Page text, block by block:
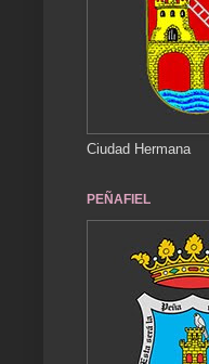
Ciudad Hermana
PEÑAFIEL